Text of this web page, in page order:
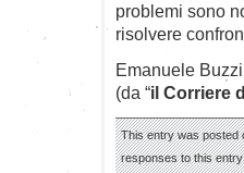
problemi sono
risolvere
Emanuele Buzzi
(da “il Corriere
This entry was posted
responses to this